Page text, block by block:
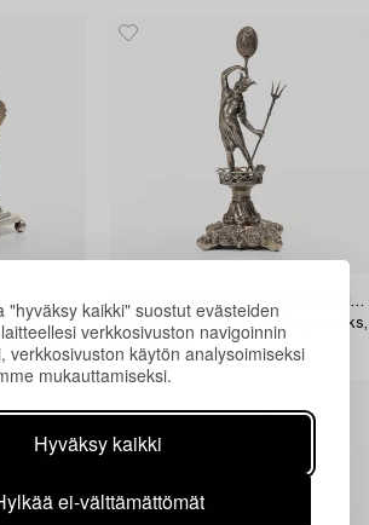
"hyväksy kaikki" suostut evästeiden
verkkosivuston navigoinnin
verkkosivuston käytön analysoimiseksi
mukauttamiseksi.
Hyväksy kaikki
ei-välttämättömät
Table decoration/sculpture in silver,
depicting Neptune, fantasy marks,
circa 1900.